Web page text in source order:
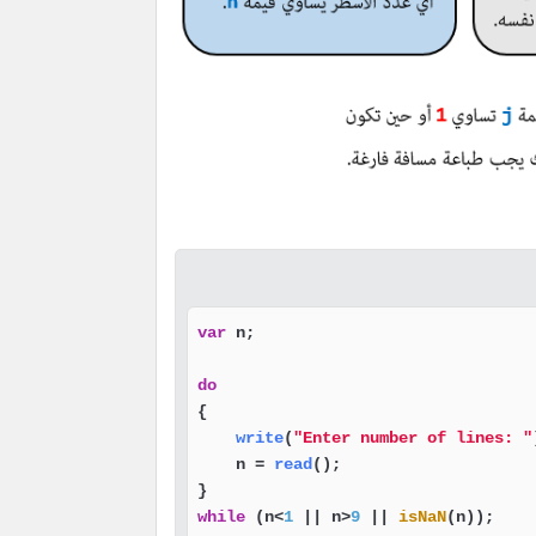
var n;
do
{
write("Enter number of lines: "
    n =
read ();
while (n<1 || n>9 isNaN(n));